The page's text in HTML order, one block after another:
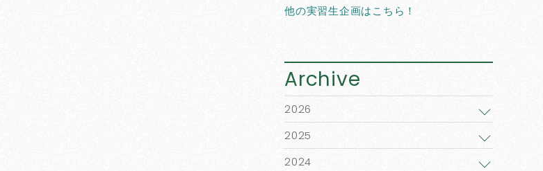
他の実習生企画はこちら！
Archive
2026
2025
2024